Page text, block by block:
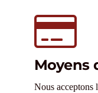
Moyens
Nous acceptons